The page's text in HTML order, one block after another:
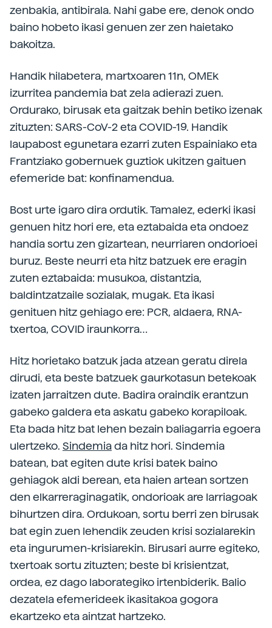
zenbakia, antibirala. Nahi gabe ere, denok ondo
baino hobeto ikasi genuen zer zen haietako
bakoitza.
Handik hilabetera, martxoaren 11n, OMEk
izurritea pandemia bat zela adierazi zuen.
Ordurako, birusak eta gaitzak behin betiko izenak
zituzten: SARS-CoV-2 eta COVID-19. Handik
laupabost egunetara ezarri zuten Espainiako eta
Frantziako gobernuek guztiok ukitzen gaituen
efemeride bat: konfinamendua.
Bost urte igaro dira ordutik. Tamalez, ederki ikasi
genuen hitz hori ere, eta eztabaida eta ondoez
handia sortu zen gizartean, neurriaren ondorioei
buruz. Beste neurri eta hitz batzuek ere eragin
zuten eztabaida: musukoa, distantzia,
baldintzatzaile sozialak, mugak. Eta ikasi
genituen hitz gehiago ere: PCR, aldaera, RNA-
txertoa, COVID iraunkorra…
Hitz horietako batzuk jada atzean geratu direla
dirudi, eta beste batzuek gaurkotasun betekoak
izaten jarraitzen dute. Badira oraindik erantzun
gabeko galdera eta askatu gabeko korapiloak.
Eta bada hitz bat lehen bezain baliagarria egoera
ulertzeko. Sindemiada hitz hori. Sindemia
batean, bat egiten dute krisi batek baino
gehiagok aldi berean, eta haien artean sortzen
den elkarreraginagatik, ondorioak are larriagoak
bihurtzen dira. Ordukoan, sortu berri zen birusak
bat egin zuen lehendik zeuden krisi sozialarekin
eta ingurumen-krisiarekin. Birusari aurre egiteko,
txertoak sortu zituzten; beste bi krisientzat,
ordea, ez dago laborategiko irtenbiderik. Balio
dezatela efemerideek ikasitakoa gogora
ekartzeko eta aintzat hartzeko.